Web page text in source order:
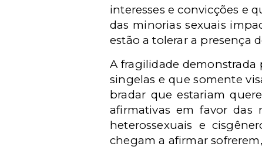
interesses e convicções e
das minorias sexuais
estão a tolerar a presença
A fragilidade
singelas e que somente
bradar que estariam
afirmativas em favor das
heterossexuais e
chegam a afirmar